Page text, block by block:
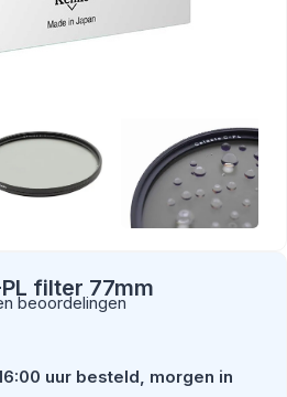
filter 77mm
beoordelingen